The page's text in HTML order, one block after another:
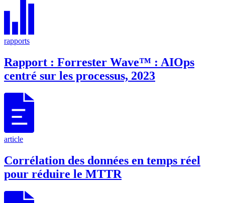
rapports
Rapport : Forrester Wave™ : AIOps
centré sur les processus, 2023
article
Corrélation des données en temps réel
pour réduire le MTTR